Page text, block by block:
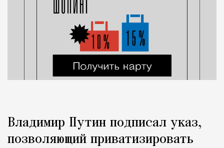
Владимир Путин подписал указ,
позволяющий приватизировать